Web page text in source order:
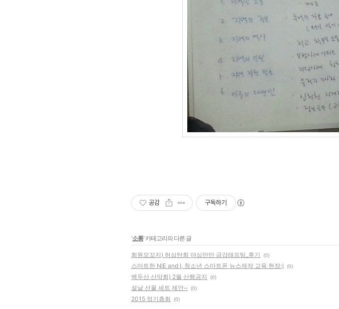
공감 구독하기
'소통' 카테고리의 다른 글
회원모꼬지) 허심탄회 야심만만 금강래프팅_후기 (0)
스마트한 NIE and I, 청소년 스마트폰 뉴스제작 교육 현장:) (0)
백두산 산악회) 2월 산행공지 (0)
설날 선물 세트 제안~ (0)
2015 정기총회 (0)